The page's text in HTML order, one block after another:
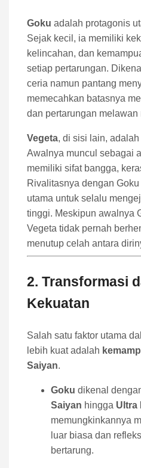
Goku adalah protagonis
Sejak kecil, ia memiliki
kelincahan, dan
setiap pertarungan.
ceria namun pantang
memecahkan batasnya
dan pertarungan
Vegeta, di sisi lain,
Awalnya muncul sebagai
memiliki sifat bangga,
Rivalitasnya dengan
utama untuk selalu
tinggi. Meskipun awalnya
Vegeta tidak pernah
menutup celah antara
2. Transformasi
Kekuatan
Salah satu faktor utama
lebih kuat adalah
Saiyan.
Goku dikenal
Saiyan hingga Ultra
memungkinkannya
luar biasa dan
bertarung.